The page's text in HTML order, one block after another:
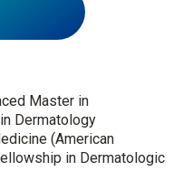
Master in
Dermatology
(American
in Dermatologic